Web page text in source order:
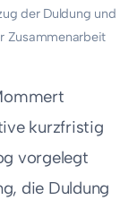
der Duldung und
Zusammenarbeit
kurzfristig
vorgelegt
die Duldung